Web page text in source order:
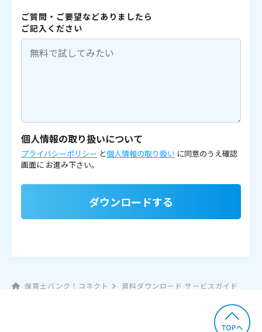
ご質問・ご要望などありましたら
ご記入ください
個人情報の取り扱いについて
プライバシーポリシー と個人情報の取り扱い に同意のうえ確認
画面に お進み下さい。
ダウンロードする
保育士バンク！コネクト 資料ダウンロード サービスガイド